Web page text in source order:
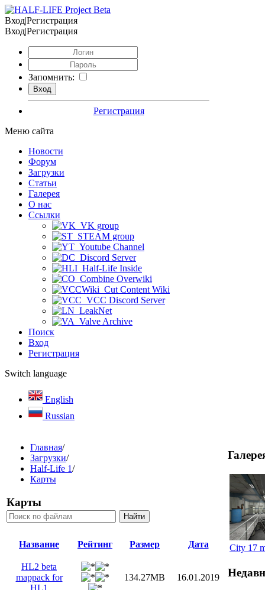
Вход|Регистрация
Вход|Регистрация
Запомнить:
Регистрация
Меню сайта
Новости
Форум
Загрузки
Статьи
Галерея
О нас
Ссылки
VK group
STEAM group
Youtube Channel
Discord Server
Half-Life Inside
Combine Overwiki
Cut Content Wiki
VCC Discord Server
LeakNet
Valve Archive
Поиск
Вход
Регистрация
Switch language
English
Russian
Главная/
Загрузки/
Half-Life 1/
Карты
Карты
Название Рейтинг Размер Дата
HL2 beta
mappack for
134.27MB 16.01.2019
City 17